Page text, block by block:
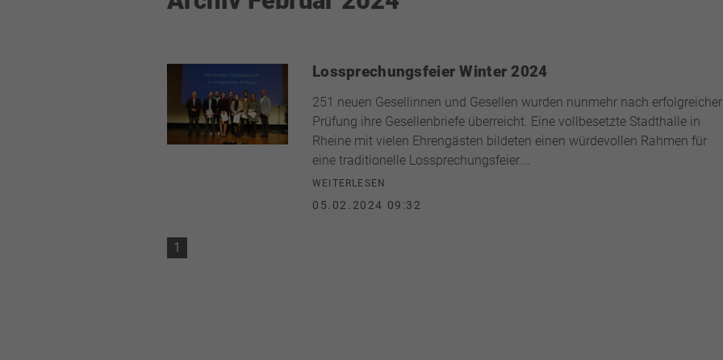
Lossprechungsfeier Winter 2024
251 neuen Gesellinnen und Gesellen wurden nunmehr nach erfolgreicher
Prüfung ihre Gesellenbriefe überreicht. Eine vollbesetzte Stadthalle in
Rheine mit vielen Ehrengästen bildeten einen würdevollen Rahmen für
eine traditionelle Lossprechungsfeier.…
WEITERLESEN
05.02.2024 09:32
1